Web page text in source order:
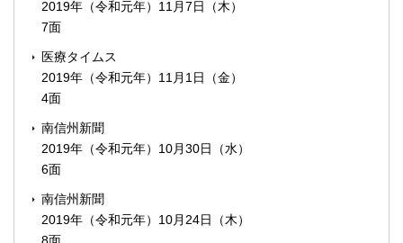
2019年（令和元年）11月7日（木）
7面
医療タイムス
2019年（令和元年）11月1日（金）
4面
南信州新聞
2019年（令和元年）10月30日（水）
6面
南信州新聞
2019年（令和元年）10月24日（木）